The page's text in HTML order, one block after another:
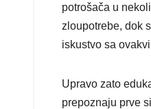
potrošača u
zloupotrebe, dok
iskustvo sa
Upravo zato
prepoznaju prve